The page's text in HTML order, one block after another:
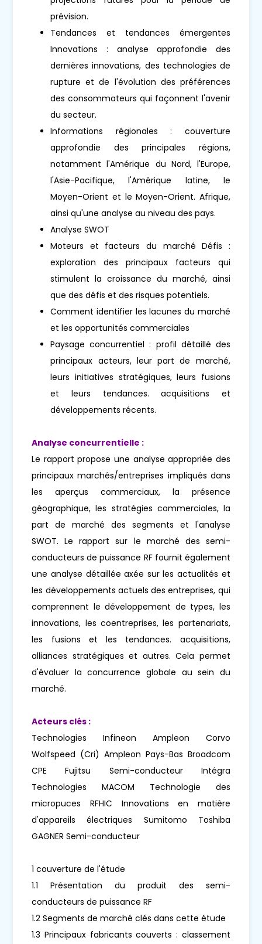
prévision.
Tendances et tendances émergentes
Innovations : analyse approfondie des
dernières innovations, des technologies de
rupture et de l'évolution des préférences
des consommateurs qui façonnent l'avenir
du secteur.
Informations régionales : couverture
approfondie des principales régions,
notamment l'Amérique du Nord, l'Europe,
l'Asie-Pacifique, l'Amérique latine, le
Moyen-Orient et le Moyen-Orient. Afrique,
ainsi qu'une analyse au niveau des pays.
Analyse SWOT
Moteurs et facteurs du marché Défis :
exploration des principaux facteurs qui
stimulent la croissance du marché, ainsi
que des défis et des risques potentiels.
Comment identifier les lacunes du marché
et les opportunités commerciales
Paysage concurrentiel : profil détaillé des
principaux acteurs, leur part de marché,
leurs initiatives stratégiques, leurs fusions
et leurs tendances. acquisitions et
développements récents.
Analyse concurrentielle :
Le rapport propose une analyse appropriée des
principaux marchés/entreprises impliqués dans
les aperçus commerciaux, la présence
géographique, les stratégies commerciales, la
part de marché des segments et l'analyse
SWOT. Le rapport sur le marché des semi-
conducteurs de puissance RF fournit également
une analyse détaillée axée sur les actualités et
les développements actuels des entreprises, qui
comprennent le développement de types, les
innovations, les coentreprises, les partenariats,
les fusions et les tendances. acquisitions,
alliances stratégiques et autres. Cela permet
d'évaluer la concurrence globale au sein du
marché.
Acteurs clés :
Technologies Infineon Ampleon Corvo
Wolfspeed (Cri) Ampleon Pays-Bas Broadcom
CPE Fujitsu Semi-conducteur Intégra
Technologies MACOM Technologie des
micropuces RFHIC Innovations en matière
d'appareils électriques Sumitomo Toshiba
GAGNER Semi-conducteur
1 couverture de l'étude
1.1 Présentation du produit des semi-
conducteurs de puissance RF
1.2 Segments de marché clés dans cette étude
1.3 Principaux fabricants couverts : classement